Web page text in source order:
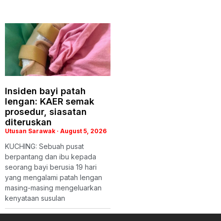
Insiden bayi patah
lengan: KAER semak
prosedur, siasatan
diteruskan
Utusan Sarawak August 5, 2026
KUCHING: Sebuah pusat
berpantang dan ibu kepada
seorang bayi berusia 19 hari
yang mengalami patah lengan
masing-masing mengeluarkan
kenyataan susulan